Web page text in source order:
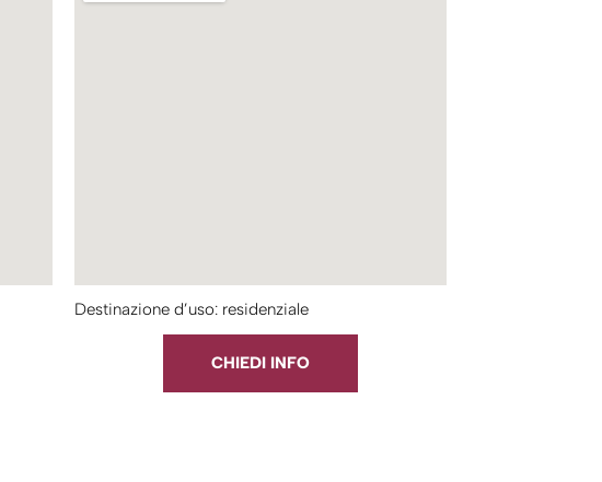
Destinazione d’uso: residenziale
CHIEDI INFO